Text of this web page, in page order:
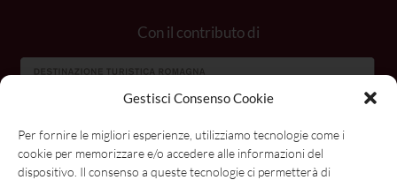
Gestisci Consenso Cookie
Per fornire le migliori esperienze, utilizziamo tecnologie come i
cookie per memorizzare e/o accedere alle informazioni del
dispositivo. Il consenso a queste tecnologie ci permetterà di
Con il contributo di